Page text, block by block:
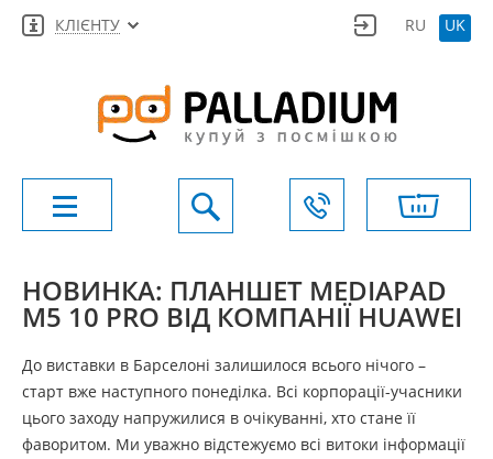
КЛІЄНТУ RU UK
НОВИНКА: ПЛАНШЕТ MEDIAPAD
M5 10 PRO ВІД КОМПАНІЇ HUAWEI
До виставки в Барселоні залишилося всього нічого –
старт вже наступного понеділка. Всі корпорації-учасники
цього заходу напружилися в очікуванні, хто стане її
фаворитом. Ми уважно відстежуємо всі витоки інформації